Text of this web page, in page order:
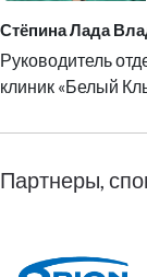
Стёпина Лада
Руководитель
клиник «Белый
Партнеры,